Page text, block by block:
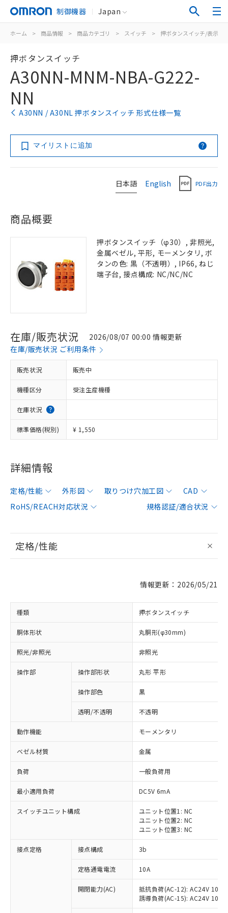
制御機器 Japan
ホーム > 商品情報 > 商品カテゴリ > スイッチ > 押ボタンスイッチ/表示灯
押ボタンスイッチ
A30NN-MNM-NBA-G222-
NN
A30NN / A30NL 押ボタンスイッチ 形式仕様一覧
マイリストに追加
日本語 English PDF出力
商品概要
押ボタンスイッチ（φ30）, 非照光,
金属ベゼル, 平形, モーメンタリ, ボ
タンの色: 黒（不透明）, IP66, ねじ
端子台, 接点構成: NC/NC/NC
在庫/販売状況
2026/08/07 00:00 情報更新
在庫/販売状況 ご利用条件
販売状況 販売中
機種区分 受注生産機種
在庫状況
標準価格(税別) ¥ 1,550
詳細情報
定格/性能 外形図 取りつけ穴加工図
CAD
RoHS/REACH対応状況
規格認証/適合状況
定格/性能
情報更新：2026/05/21
種類 押ボタンスイッチ
胴体形状 丸胴形(φ30mm)
照光/非照光 非照光
操作部 操作部形状 丸形 平形
操作部色 黒
透明/不透明 不透明
動作機能 モーメンタリ
ベゼル材質 金属
負荷 一般負荷用
最小適用負荷 DC5V 6mA
スイッチユニット構成
ユニット位置1: NC
ユニット位置2: NC
ユニット位置3: NC
接点定格 接点構成 3b
定格通電電流 10A
開閉能力(AC)
抵抗負荷(AC-12): AC24V 10A/
誘導負荷(AC-15): AC24V
※1 対応状況
対応済み：EU RoHS指令（10物質）の
非含有に対応した製品が提供可能な商品で
対応予定：EU RoHS指令（10物質）の非含